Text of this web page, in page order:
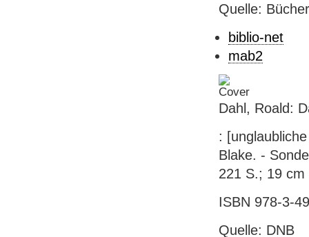
Quelle:
biblio-net
mab2
Dahl, Roald:
:
Blake. -
221 S.; 19
ISBN 978-3-
Quelle: DNB